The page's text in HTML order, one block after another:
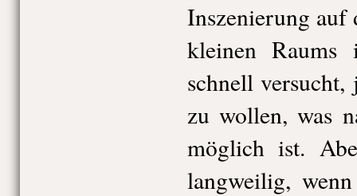
Inszenierung auf
kleinen
schnell versucht,
zu wollen, was
möglich ist.
langweilig,